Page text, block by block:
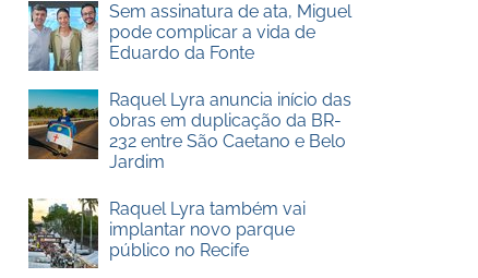
Sem assinatura de ata, Miguel
pode complicar a vida de
Eduardo da Fonte
Raquel Lyra anuncia início das
obras em duplicação da BR-
232 entre São Caetano e Belo
Jardim
Raquel Lyra também vai
implantar novo parque
público no Recife